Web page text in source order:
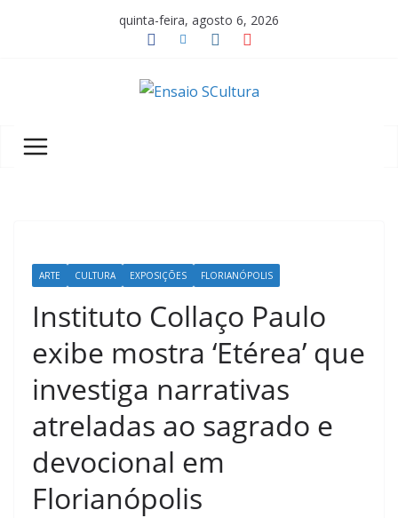
quinta-feira, agosto 6, 2026
d
c
u
l
t
u
r
a
c
ARTE CULTURA EXPOSIÇÕES FLORIANÓPOLIS
Instituto Collaço Paulo
exibe mostra ‘Etérea’ que
investiga narrativas
atreladas ao sagrado e
devocional em
Florianópolis